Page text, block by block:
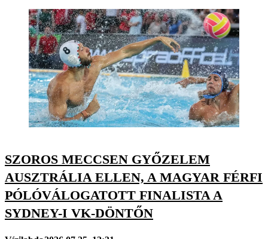
SZOROS MECCSEN GYŐZELEM
AUSZTRÁLIA ELLEN, A MAGYAR FÉRFI
PÓLÓVÁLOGATOTT FINALISTA A
SYDNEY-I VK-DÖNTŐN